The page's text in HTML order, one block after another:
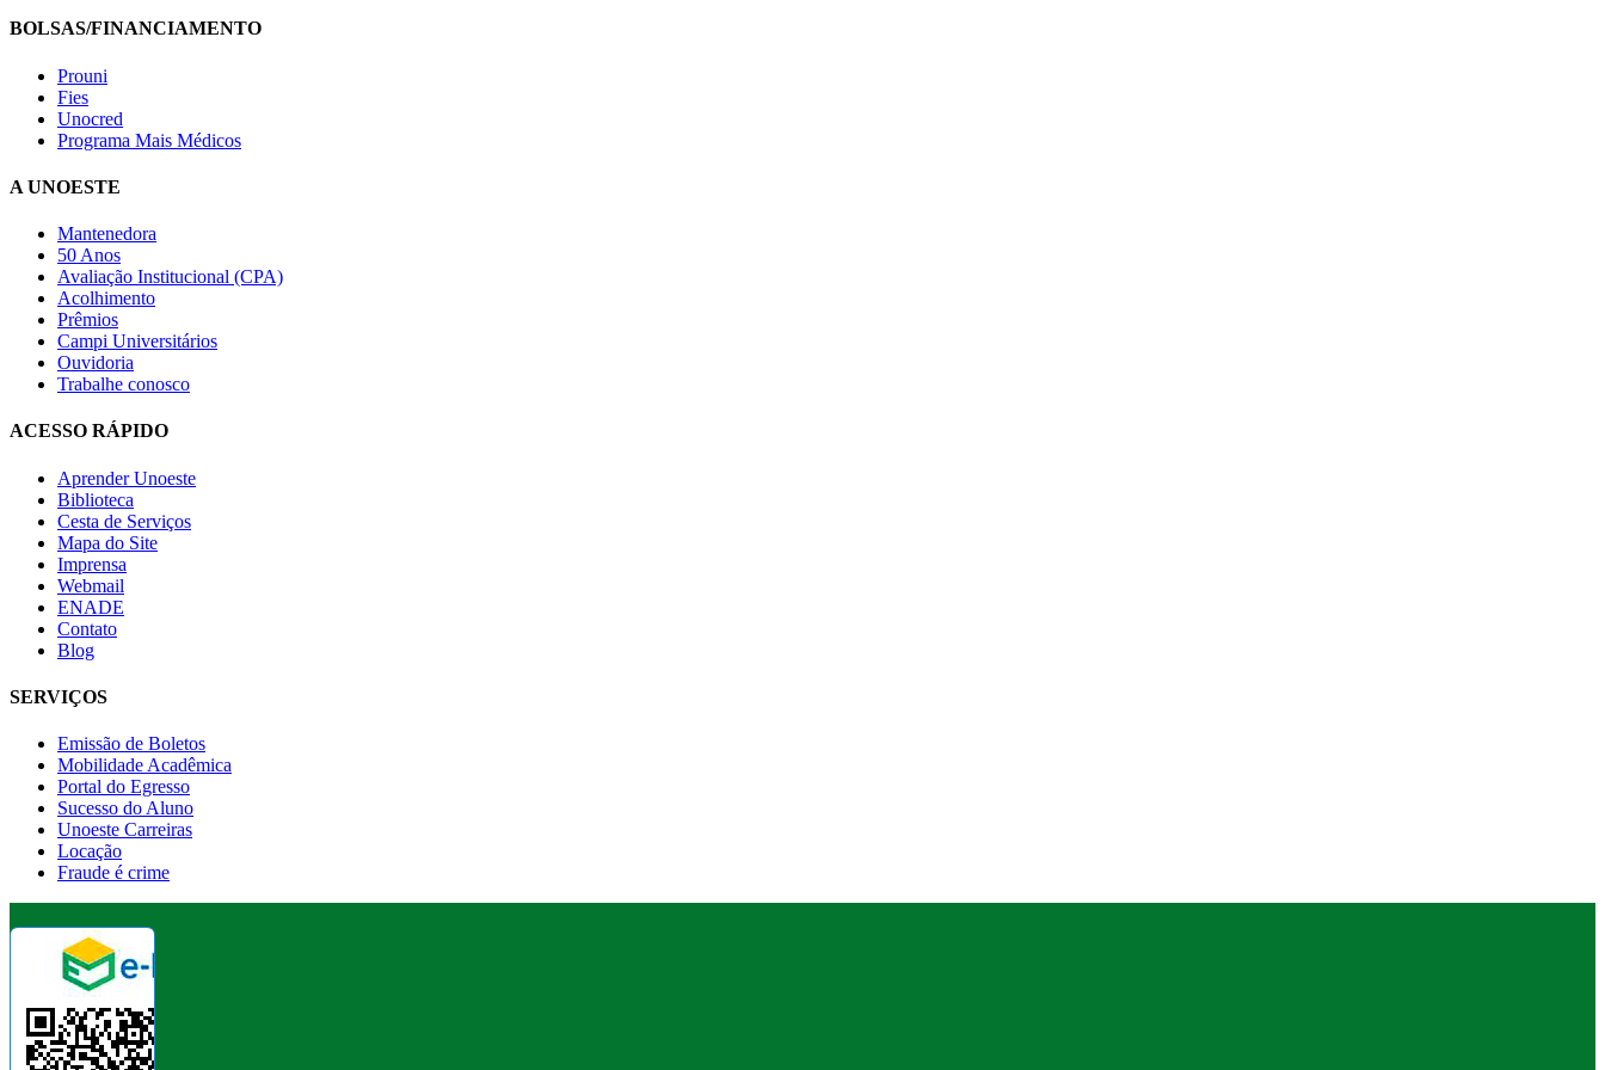
BOLSAS/FINANCIAMENTO
Prouni
Fies
Unocred
Programa Mais Médicos
A UNOESTE
Mantenedora
50 Anos
Avaliação Institucional (CPA)
Acolhimento
Prêmios
Campi Universitários
Ouvidoria
Trabalhe conosco
ACESSO RÁPIDO
Aprender Unoeste
Biblioteca
Cesta de Serviços
Mapa do Site
Imprensa
Webmail
ENADE
Contato
Blog
SERVIÇOS
Emissão de Boletos
Mobilidade Acadêmica
Portal do Egresso
Sucesso do Aluno
Unoeste Carreiras
Locação
Fraude é crime